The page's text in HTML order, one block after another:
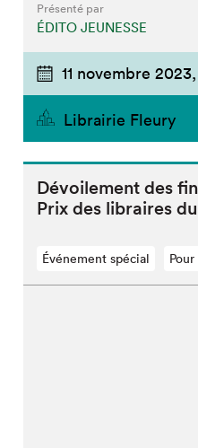
Présenté par
ÉDITO JEUNESSE
11 novembre 2023,
Librairie Fleury
Dévoilement des
Prix des libraires
Événement spécial Pour